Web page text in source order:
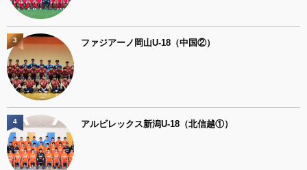
ファジアーノ岡山U-18（中国②）
3
アルビレックス新潟U-18（北信越①）
4